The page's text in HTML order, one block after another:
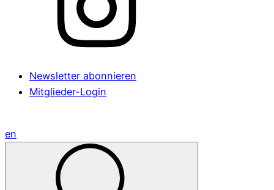
Newsletter abonnieren
Mitglieder-Login
en